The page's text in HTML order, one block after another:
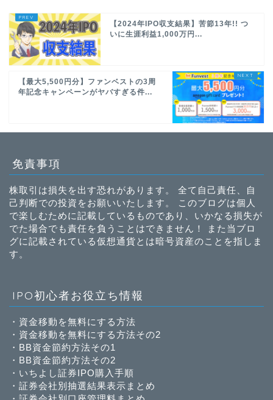
【2024年IPO収支結果】苦節13年!! つ
いに生涯利益1,000万円...
【最大5,500円分】ファンベストの3周
年記念キャンペーンがヤバすぎる件...
免責事項
株取引は損失を出す恐れがあります。 全て自己責任、自
己判断での投資をお願いいたします。 このブログは個人
で楽しむために記載しているものであり、いかなる損失が
でた場合でも責任を負うことはできません！ また当ブロ
グに記載されている仮想通貨とは暗号資産のことを指しま
す。
IPO初心者お役立ち情報
・ 資金移動を無料にする方法
・ 資金移動を無料にする方法その2
・ BB資金節約方法その1
・ BB資金節約方法その2
・ いちよし証券IPO購入手順
・ 証券会社別抽選結果表示まとめ